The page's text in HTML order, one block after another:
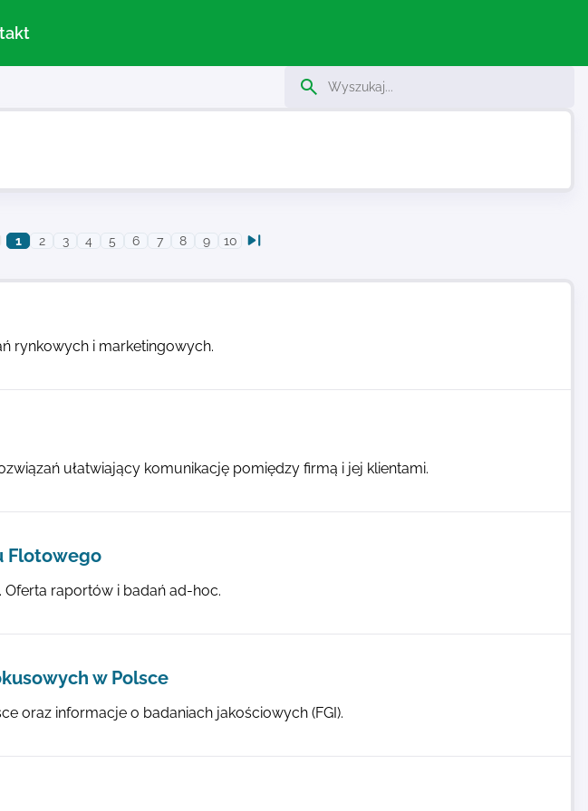
1 2 3 4 5 6 7 8 9 10
rynkowych i marketingowych.
ułatwiający komunikację pomiędzy firmą i jej klientami.
Flotowego
raportów i badań ad-hoc.
w Polsce
oraz informacje o badaniach jakościowych (FGI).